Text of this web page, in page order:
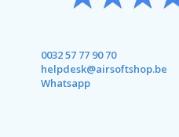
0032 57 77 90 70
helpdesk@airsoftshop.be
Whatsapp